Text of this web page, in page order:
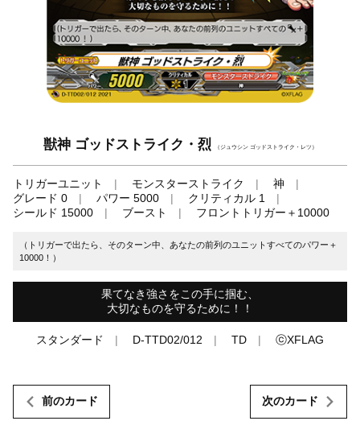
獣神 ゴッドストライク・烈 （ジュウシン ゴッドストライク・レツ）
トリガーユニット モンスターストライク
神
グレード 0
パワー 5000
クリティカル 1
シールド 15000
ブースト フロントトリガー＋10000
（トリガーで出たら、そのターン中、あなたの前列のユニットすべてのパワー＋
10000！）
果てなき強さをこの手に掴む、
大切なものを守るために！！
スタンダード D-TTD02/012 TD ⓒXFLAG
前のカード 次のカード